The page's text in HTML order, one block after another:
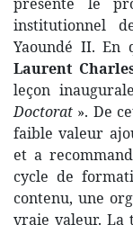
institutionnel
Yaoundé II. En
Laurent
leçon
Doctorat ». De
faible valeur
et a
cycle de
contenu, une
vraie valeur. La